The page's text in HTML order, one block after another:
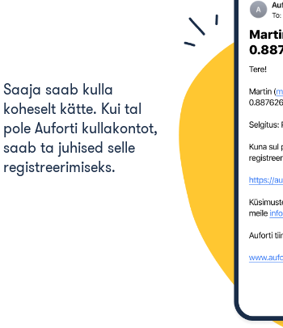
Saaja saab kulla
koheselt kätte. Kui tal
pole Auforti kullakontot,
saab ta juhised selle
registreerimiseks.